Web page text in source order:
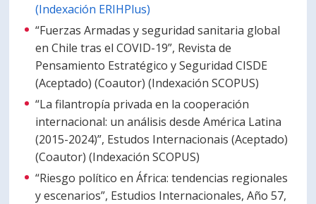
(Indexación ERIHPlus)
“Fuerzas Armadas y seguridad sanitaria global
en Chile tras el COVID-19”, Revista de
Pensamiento Estratégico y Seguridad CISDE
(Aceptado) (Coautor) (Indexación SCOPUS)
“La filantropía privada en la cooperación
internacional: un análisis desde América Latina
(2015-2024)”, Estudos Internacionais (Aceptado)
(Coautor) (Indexación SCOPUS)
“Riesgo político en África: tendencias regionales
y escenarios”, Estudios Internacionales, Año 57,